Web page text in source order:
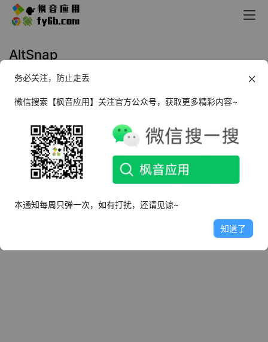
AltSnap
Windows AltSnap 程序窗口管理工
具_v1.64 绿色便携版
2024年12月13日
务必关注，防止走丢
微信搜索【枫音应用】关注官方公众号，获取更多精彩内容~
本通知每周只弹一次，如有打扰，还请见谅~
知道了